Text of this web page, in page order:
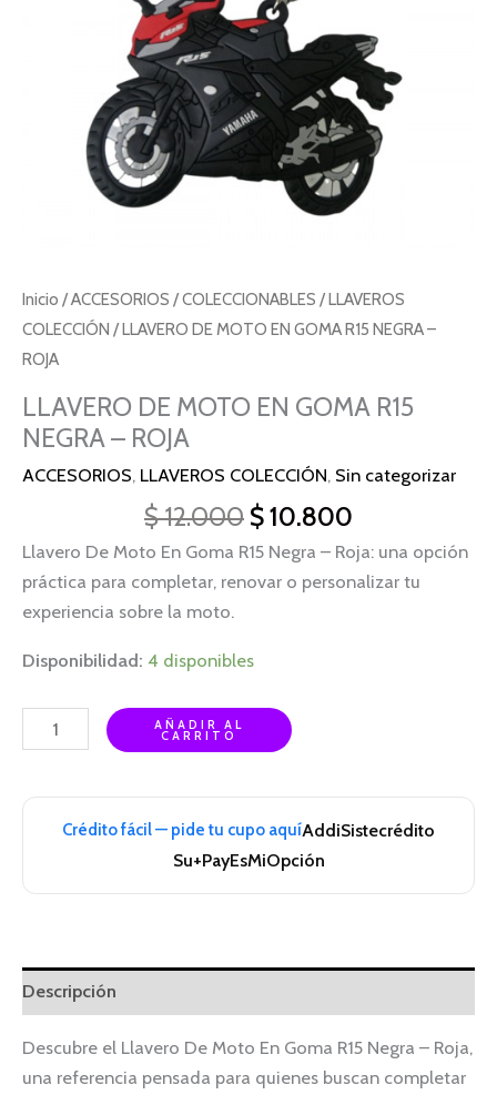
Inicio /ACCESORIOS /COLECCIONABLES /LLAVEROS
COLECCIÓN / LLAVERO DE MOTO EN GOMA R15 NEGRA –
ROJA
LLAVERO DE MOTO EN GOMA R15
NEGRA – ROJA
ACCESORIOS, LLAVEROS COLECCIÓN, Sin categorizar
$12.000 $10.800
Llavero De Moto En Goma R15 Negra – Roja: una opción
práctica para completar, renovar o personalizar tu
experiencia sobre la moto.
Disponibilidad: 4 disponibles
AÑADIR AL
CARRITO
Crédito fácil — pide tu cupo aquíAddiSistecrédito
Su+PayEsMiOpción
Descripción
Descubre el Llavero De Moto En Goma R15 Negra – Roja,
una referencia pensada para quienes buscan completar